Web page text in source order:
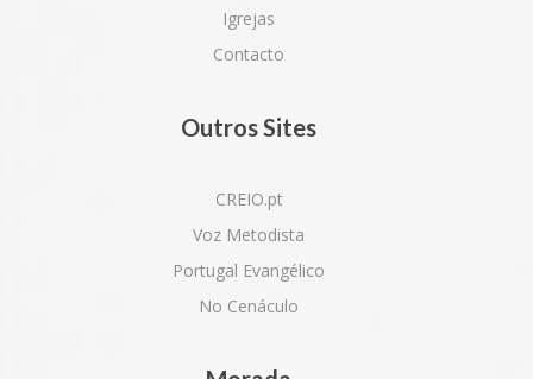
Igrejas
Contacto
Outros Sites
CREIO.pt
Voz Metodista
Portugal Evangélico
No Cenáculo